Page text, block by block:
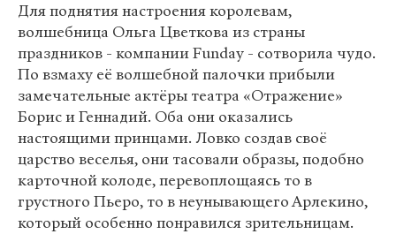
Для поднятия настроения королевам,
волшебница Ольга Цветкова из страны
праздников - компании Funday - сотворила чудо.
По взмаху её волшебной палочки прибыли
замечательные актёры театра «Отражение»
Борис и Геннадий. Оба они оказались
настоящими принцами. Ловко создав своё
царство веселья, они тасовали образы, подобно
карточной колоде, перевоплощаясь то в
грустного Пьеро, то в неунывающего Арлекино,
который особенно понравился зрительницам.